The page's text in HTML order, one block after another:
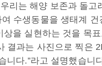
리는 해양 보존과 돌
수생동물을 생태계
상을 실현하는 것을 목
결과는 사진으로 찍은
니다.”라고 설명했습니